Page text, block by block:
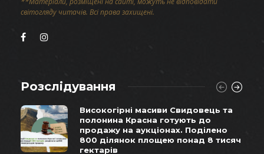
світогляду читачів. Всі права захищені.
Розслідування
Високогірні масиви Свидовець та
полонина Красна готують до
продажу на аукціонах. Поділено
800 ділянок площею понад 8 тисяч
гектарів